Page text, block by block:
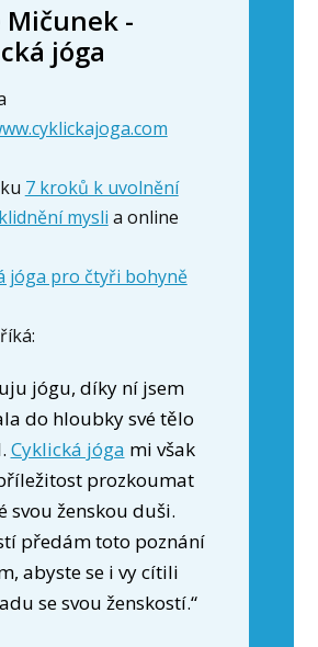
Mičunek -
jóga
7 kroků k uvolnění
mysli a online
jóga pro čtyři bohyně
jógu, díky ní jsem
do hloubky své tělo
Cyklická jóga mi však
prozkoumat
svou ženskou duši.
předám toto poznání
abyste se i vy cítili
se svou ženskostí.“